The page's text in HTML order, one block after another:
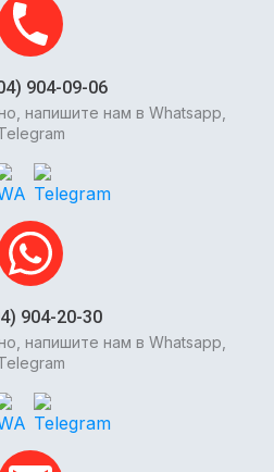
904-09-06
напишите нам в Whatsapp,
904-20-30
напишите нам в Whatsapp,